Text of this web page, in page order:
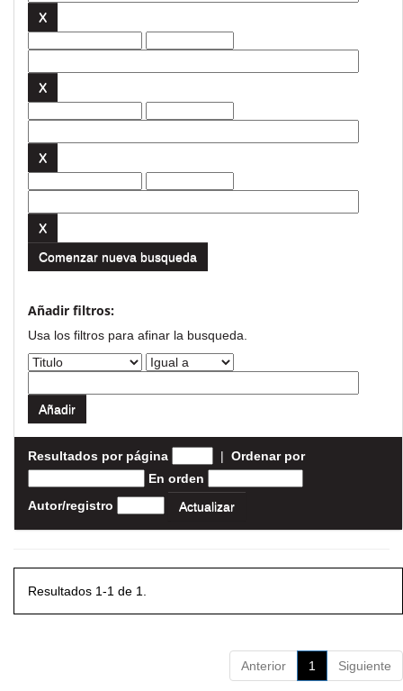
Comenzar nueva busqueda
Añadir filtros:
Usa los filtros para afinar la busqueda.
Resultados por página | Ordenar por
En orden
Autor/registro
Resultados 1-1 de 1.
Anterior 1 Siguiente